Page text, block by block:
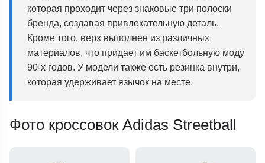
которая проходит через знаковые три полоски
бренда, создавая привлекательную деталь.
Кроме того, верх выполнен из различных
материалов, что придает им баскетбольную моду
90-х годов. У модели также есть резинка внутри,
которая удерживает язычок на месте.
Фото кроссовок Adidas Streetball